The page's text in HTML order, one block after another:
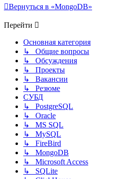
Вернуться в «MongoDB»
Перейти
Основная категория
↳ Общие вопросы
↳ Обсуждения
↳ Проекты
↳ Вакансии
↳ Резюме
СУБД
↳ PostgreSQL
↳ Oracle
↳ MS SQL
↳ MySQL
↳ FireBird
↳ MongoDB
↳ Microsoft Access
↳ SQLite